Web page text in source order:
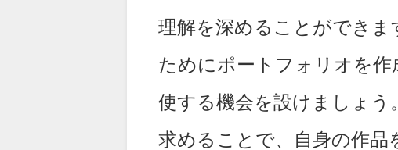
理解を深めることができ
ためにポートフォリオを
使する機会を設けましょう
求めることで、自身の作品